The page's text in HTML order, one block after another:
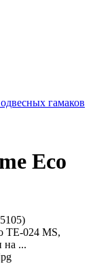
гамаков
Eco
TE-024 MS,
на ...